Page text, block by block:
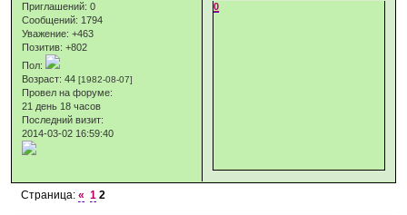
Приглашений: 0
Сообщений: 1794
Уважение: +463
Позитив: +802
Пол:
Возраст: 44[1982-08-07]
Провел на форуме:
21 день 18 часов
Последний визит:
2014-03-02 16:59:40
0
Страница:« 1 2